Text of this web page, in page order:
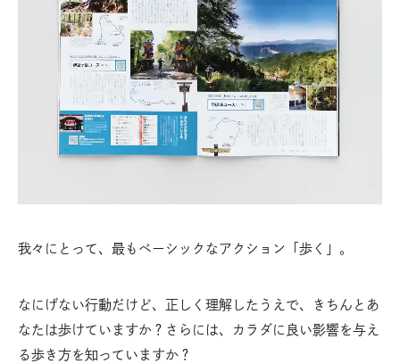
我々にとって、最もベーシックなアクション「歩く」。
なにげない行動だけど、正しく理解したうえで、きちんとあ
なたは歩けていますか？さらには、カラダに良い影響を与え
る歩き方を知っていますか？